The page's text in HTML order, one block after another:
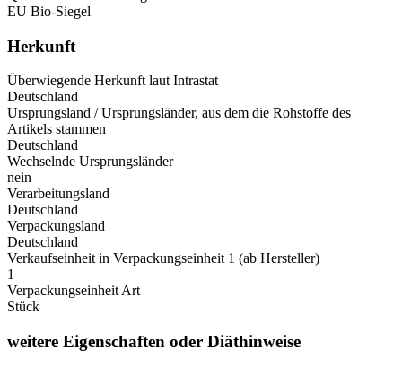
EU Bio-Siegel
Herkunft
Überwiegende Herkunft laut Intrastat
Deutschland
Ursprungsland / Ursprungsländer, aus dem die Rohstoffe des
Artikels stammen
Deutschland
Wechselnde Ursprungsländer
nein
Verarbeitungsland
Deutschland
Verpackungsland
Deutschland
Verkaufseinheit in Verpackungseinheit 1 (ab Hersteller)
1
Verpackungseinheit Art
Stück
weitere Eigenschaften oder Diäthinweise